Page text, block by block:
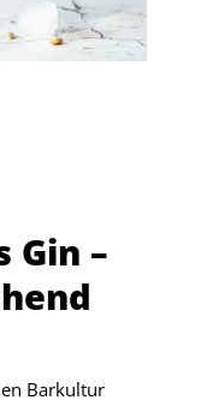
Gin –
Barkultur